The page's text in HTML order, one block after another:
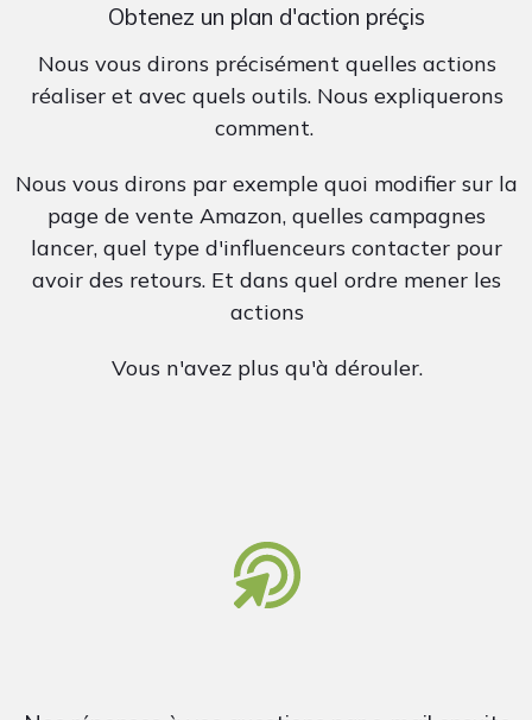
Obtenez un plan d'action préçis
Nous vous dirons précisément quelles actions
réaliser et avec quels outils. Nous expliquerons
comment.
Nous vous dirons par exemple quoi modifier sur la
page de vente Amazon, quelles campagnes
lancer, quel type d'influenceurs contacter pour
avoir des retours. Et dans quel ordre mener les
actions
Vous n'avez plus qu'à dérouler.